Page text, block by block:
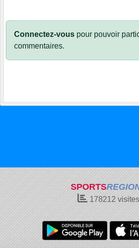
Connectez-vous pour pouvoir
commentaires.
SPORTS
178212 visites